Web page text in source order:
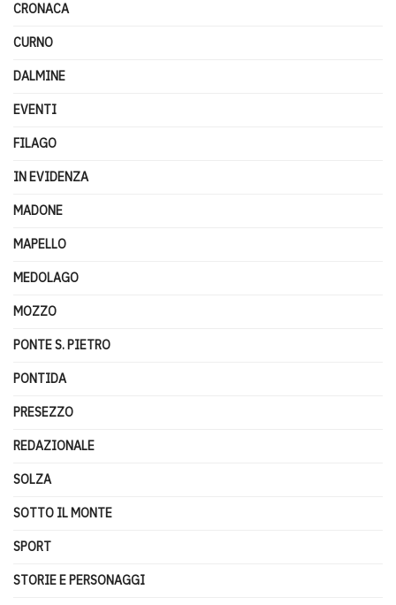
CRONACA
CURNO
DALMINE
EVENTI
FILAGO
IN EVIDENZA
MADONE
MAPELLO
MEDOLAGO
MOZZO
PONTE S. PIETRO
PONTIDA
PRESEZZO
REDAZIONALE
SOLZA
SOTTO IL MONTE
SPORT
STORIE E PERSONAGGI